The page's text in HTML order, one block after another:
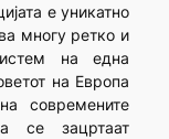
е уникатно
многу ретко и
на една
на Европа
современите
се зацртаат